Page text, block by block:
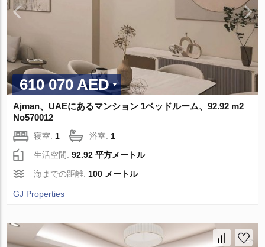
610 070 AED
Ajman、UAEにあるマンション 1ベッドルーム、92.92 m2
No570012
寝室: 1 浴室: 1
生活空間:92.92 平方メートル
海までの距離: 100 メートル
GJ Properties